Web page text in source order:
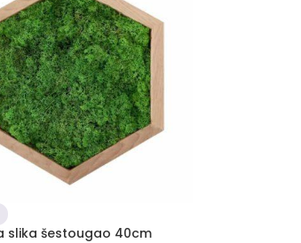
slika šestougao 40cm